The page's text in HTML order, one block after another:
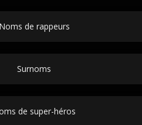
Noms de rappeurs
Surnoms
de super-héros